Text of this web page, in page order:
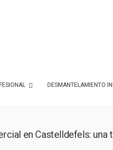
DESMANTELAMIENTO
en Castelldefels: una